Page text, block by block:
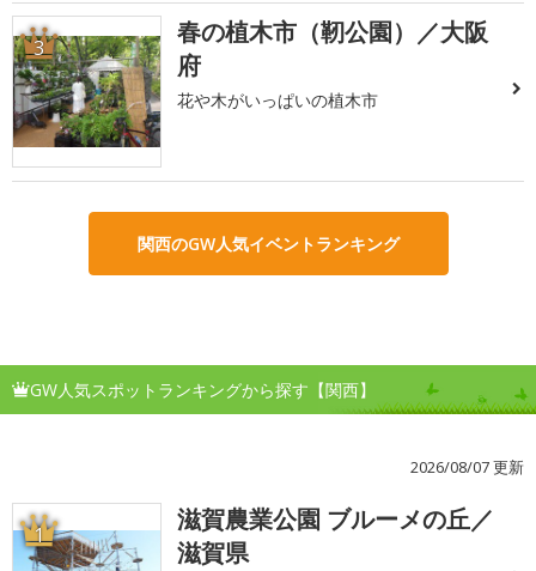
3
春の植木市（靭公園）／大阪
府
花や木がいっぱいの植木市
関西のGW人気イベントランキング
GW人気スポットランキングから探す【関西】
2026/08/07 更新
1
滋賀農業公園 ブルーメの丘／
滋賀県